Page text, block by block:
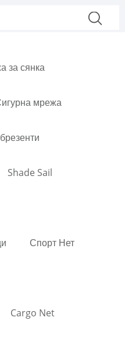
за сянка
мрежа
Shade Sail
Спорт Нет
Cargo Net